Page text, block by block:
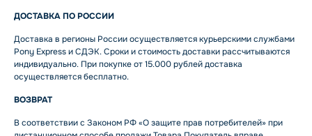
ДОСТАВКА ПО РОССИИ
Доставка в регионы России осуществляется курьерскими службами
Pony Express и СДЭК. Сроки и стоимость доставки рассчитываются
индивидуально. При покупке от 15.000 рублей доставка
осуществляется бесплатно.
ВОЗВРАТ
В соответствии с Законом РФ «О защите прав потребителей» при